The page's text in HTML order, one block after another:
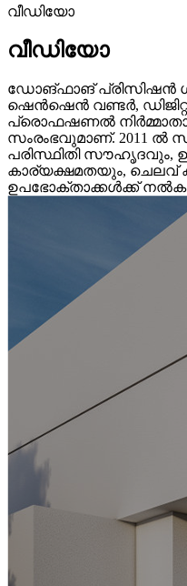
വീഡിയോ
വീഡിയോ
ഡോങ്ഫാങ് പ്രിസിഷൻ
ഷെൻ‌ഷെൻ വണ്ടർ,
പ്രൊഫഷണൽ
സംരംഭവുമാണ്. 2011 ൽ
പരിസ്ഥിതി സൗഹൃദവും,
കാര്യക്ഷമതയും,
ഉപഭോക്താക്കൾക്ക്